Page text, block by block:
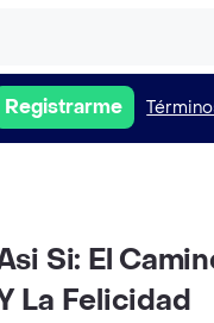
Registrarme
Si: El
La Felicidad